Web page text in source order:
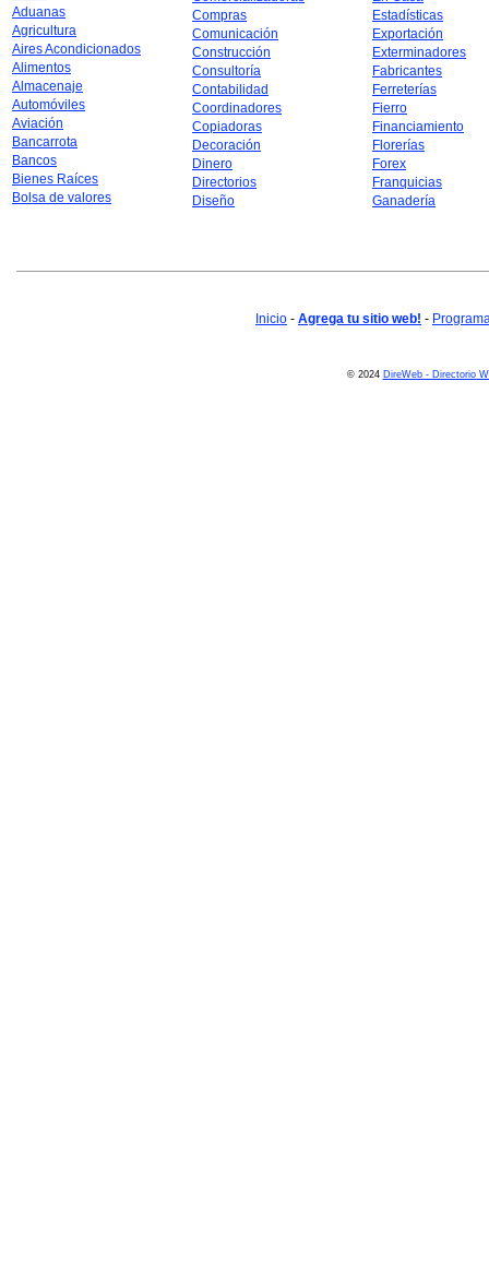
Aduanas
Agricultura
Aires Acondicionados
Alimentos
Almacenaje
Automóviles
Aviación
Bancarrota
Bancos
Bienes Raíces
Bolsa de valores
Compras
Comunicación
Construcción
Consultoría
Contabilidad
Coordinadores
Copiadoras
Decoración
Dinero
Directorios
Diseño
Estadísticas
Exportación
Exterminadores
Fabricantes
Ferreterías
Fierro
Financiamiento
Florerías
Forex
Franquicias
Ganadería
Inicio - Agrega tu sitio web! -
© 2024 DireWeb - Directorio